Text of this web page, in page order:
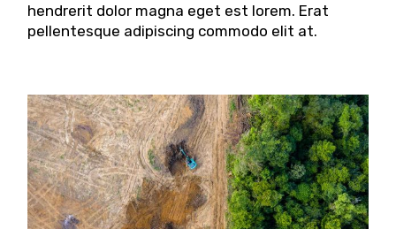
hendrerit dolor magna eget est lorem. Erat
pellentesque adipiscing commodo elit at.